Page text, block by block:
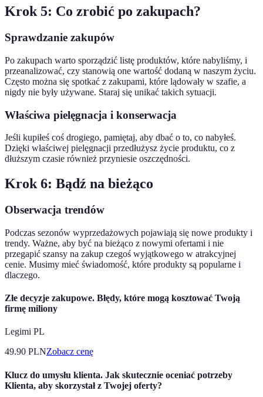
Krok 5: Co zrobić po zakupach?
Sprawdzanie zakupów
Po zakupach warto sporządzić listę produktów, które nabyliśmy, i
przeanalizować, czy stanowią one wartość dodaną w naszym życiu.
Często można się spotkać z zakupami, które lądowały w szafie, a
nigdy nie były używane. Staraj się unikać takich sytuacji.
Właściwa pielęgnacja i konserwacja
Jeśli kupiłeś coś drogiego, pamiętaj, aby dbać o to, co nabyłeś.
Dzięki właściwej pielęgnacji przedłużysz życie produktu, co z
dłuższym czasie również przyniesie oszczędności.
Krok 6: Bądź na bieżąco
Obserwacja trendów
Podczas sezonów wyprzedażowych pojawiają się nowe produkty i
trendy. Ważne, aby być na bieżąco z nowymi ofertami i nie
przegapić szansy na zakup czegoś wyjątkowego w atrakcyjnej
cenie. Musimy mieć świadomość, które produkty są popularne i
dlaczego.
Złe decyzje zakupowe. Błędy, które mogą kosztować Twoją
firmę miliony
Legimi PL
49.90 PLNZobacz cenę
Klucz do umysłu klienta. Jak skutecznie oceniać potrzeby
Klienta, aby skorzystał z Twojej oferty?